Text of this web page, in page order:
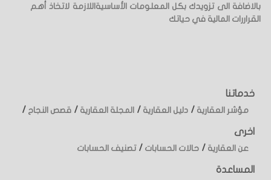
بالاضافة الى تزويدك بكل المعلومات الأساسيةاللازمة لاتخاذ أهم
القراررات المالية في حياتك
خدماتنا
مؤشر العقارية / دليل العقارية / المجلة العقارية / قصص النجاح /
اخرى
عن العقارية / حالات الحسابات /تصنيف الحسابات
المساعدة